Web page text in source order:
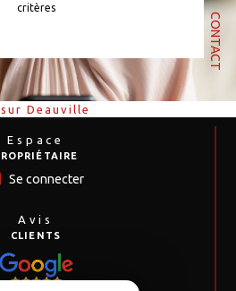
CONTACT
critères
sur Deauville
Espace
Se connecter
Avis
CLIENTS